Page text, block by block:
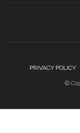
PRIVACY POLICY
©